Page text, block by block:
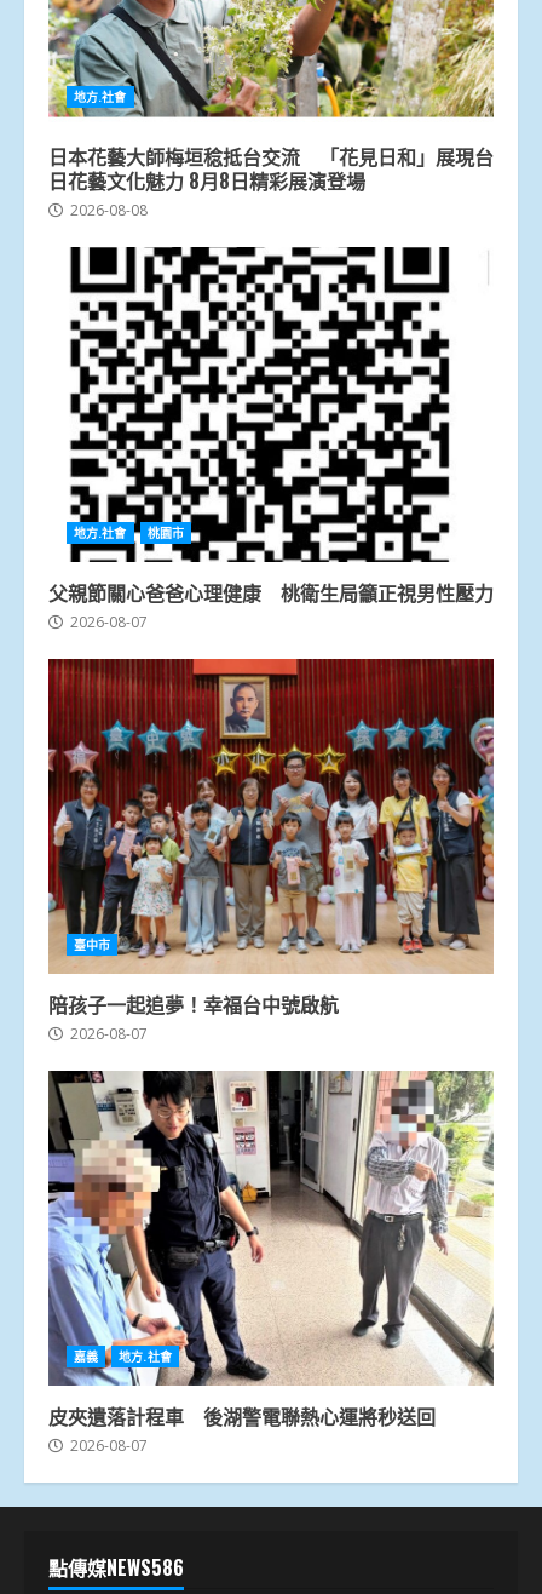
地方.社會
日本花藝大師梅垣稔抵台交流 「花見日和」展現台
日花藝文化魅力 8月8日精彩展演登場
2026-08-08
地方.社會 桃園市
父親節關心爸爸心理健康 桃衛生局籲正視男性壓力
2026-08-07
臺中市
陪孩子一起追夢！幸福台中號啟航
2026-08-07
嘉義 地方.社會
皮夾遺落計程車 後湖警電聯熱心運將秒送回
2026-08-07
點傳媒NEWS586